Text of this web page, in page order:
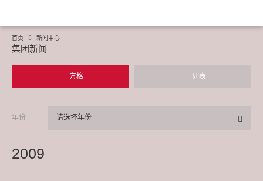
首页 新闻中心
集团新闻
方格 列表
年份 请选择年份
2009